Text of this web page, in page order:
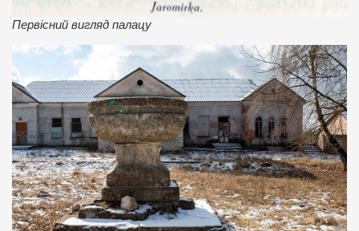
Первісний вигляд палацу